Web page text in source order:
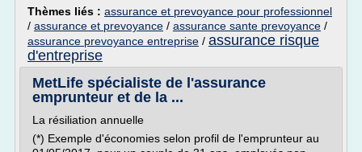
Thèmes liés : assurance et prevoyance pour professionnel
/ assurance et prevoyance / assurance sante prevoyance /
assurance prevoyance entreprise / assurance risque
d'entreprise
MetLife spécialiste de l'assurance
emprunteur et de la ...
La résiliation annuelle
(*) Exemple d'économies selon profil de l'emprunteur au